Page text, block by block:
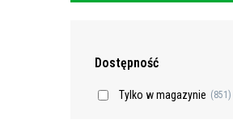
Dostępność
Tylko w magazynie (851)